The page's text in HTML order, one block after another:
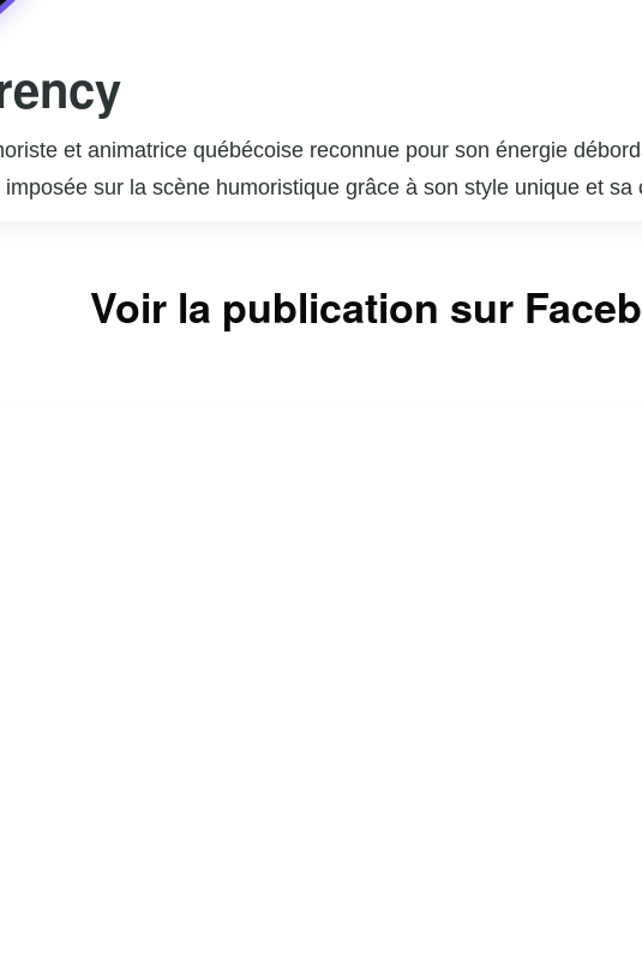
et animatrice québécoise reconnue pour son énergie
imposée sur la scène humoristique grâce à son style unique et
Son approche franche et sans filtre lui a permis de se
dans le paysage culturel québécois. Christine Morency
Voir la publication sur